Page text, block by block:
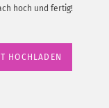
hoch und fertig!
HOCHLADEN